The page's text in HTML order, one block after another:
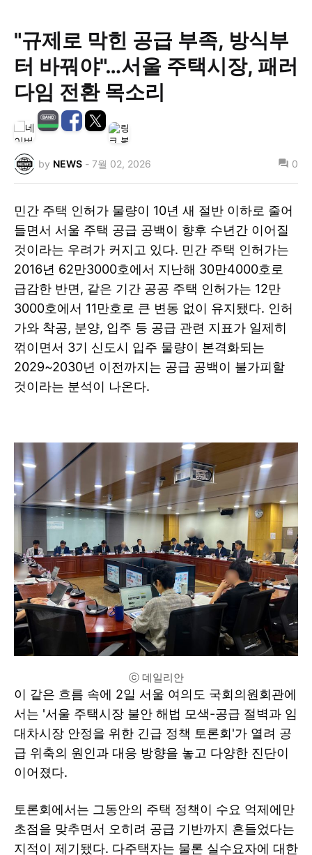
"규제로 막힌 공급 부족, 방식부
터 바꿔야"…서울 주택시장, 패러
다임 전환 목소리
by NEWS - 7월 02, 2026 0
민간 주택 인허가 물량이 10년 새 절반 이하로 줄어
들면서 서울 주택 공급 공백이 향후 수년간 이어질
것이라는 우려가 커지고 있다. 민간 주택 인허가는
2016년 62만3000호에서 지난해 30만4000호로
급감한 반면, 같은 기간 공공 주택 인허가는 12만
3000호에서 11만호로 큰 변동 없이 유지됐다. 인허
가와 착공, 분양, 입주 등 공급 관련 지표가 일제히
꺾이면서 3기 신도시 입주 물량이 본격화되는
2029~2030년 이전까지는 공급 공백이 불가피할
것이라는 분석이 나온다.
ⓒ 데일리안
이 같은 흐름 속에 2일 서울 여의도 국회의원회관에
서는 '서울 주택시장 불안 해법 모색-공급 절벽과 임
대차시장 안정을 위한 긴급 정책 토론회'가 열려 공
급 위축의 원인과 대응 방향을 놓고 다양한 진단이
이어졌다.
토론회에서는 그동안의 주택 정책이 수요 억제에만
초점을 맞추면서 오히려 공급 기반까지 흔들었다는
지적이 제기됐다. 다주택자는 물론 실수요자에 대한